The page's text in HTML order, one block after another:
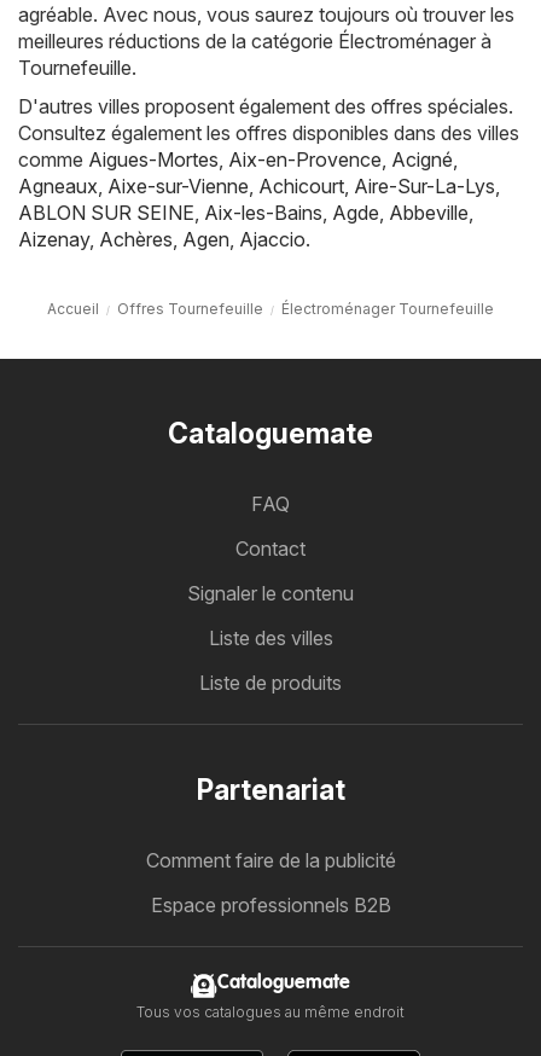
agréable. Avec nous, vous saurez toujours où trouver les
meilleures réductions de la catégorie Électroménager à
Tournefeuille.
D'autres villes proposent également des offres spéciales.
Consultez également les offres disponibles dans des villes
comme Aigues-Mortes Aix-en-Provence Acigné
Agneaux Aixe-sur-Vienne Achicourt Aire-Sur-La-Lys
ABLON SUR SEINE Aix-les-Bains Agde Abbeville
Aizenay, Achères Agen Ajaccio.
Accueil Offres Tournefeuille Électroménager Tournefeuille
Cataloguemate
FAQ
Contact
Signaler le contenu
Liste des villes
Liste de produits
Partenariat
Comment faire de la publicité
Espace professionnels B2B
Cataloguemate
Tous vos catalogues au même endroit